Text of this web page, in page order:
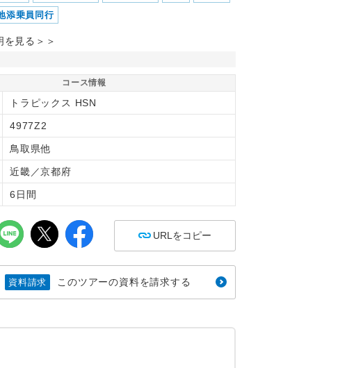
添乗員同行
を見る＞＞
コース情報
トラピックス HSN
4977Z2
鳥取県他
近畿／京都府
6日間
URLをコピー
資料請求 このツアーの資料を請求する